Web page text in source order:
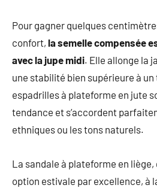
Pour gagner quelques
confort, la semelle compensée
avec la jupe midi. Elle allonge la
une stabilité bien supérieure à
espadrilles à plateforme en jute
tendance et s’accordent
ethniques ou les tons naturels.
La sandale à plateforme en
option estivale par excellence, à